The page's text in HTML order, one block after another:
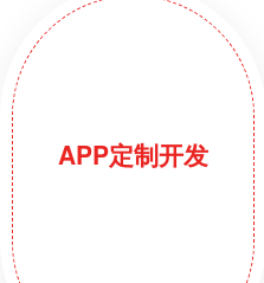
APP定制开发